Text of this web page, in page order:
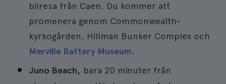
bilresa från Caen. Du kommer att
promenera genom Commonwealth-
kyrkogården, Hillman Bunker Complex och
Merville Battery Museum.
Juno Beach, bara 20 minuter från